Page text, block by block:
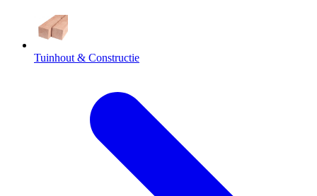
Tuinhout & Constructie